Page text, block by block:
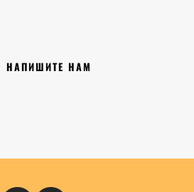
НАПИШИТЕ НАМ